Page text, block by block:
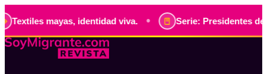
mayas, identidad viva. • Serie: Presidentes de